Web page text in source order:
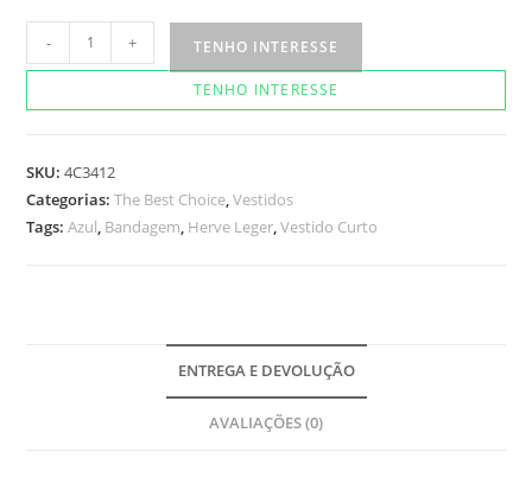
Snorkel
- + TENHO INTERESSE
TENHO INTERESSE
SKU:4C3412
Categorias:The Best Choice,Vestidos
Tags:Azul, Bandagem, Herve Leger,Vestido Curto
ENTREGA E DEVOLUÇÃO
AVALIAÇÕES (0)